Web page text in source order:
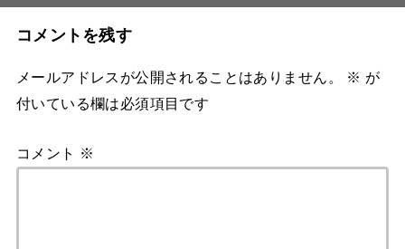
コメントを残す
メールアドレスが公開されることはありません。 ※ が
付いている欄は必須項目です
コメント ※